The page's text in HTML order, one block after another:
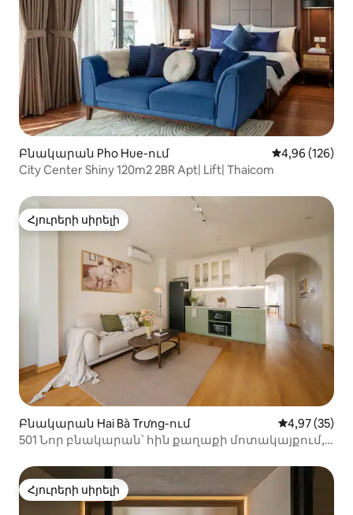
Բնակարան Pho Hue-ում Միջին
4,96 (126)
City Center Shiny 120m2 2BR Apt| Lift| Thaicom
Հյուրերի սիրելի
Հյուրերի սիրելի
Բնակարան Hai Bà Trưng-ում Միջին
4,97 (35)
501 Նոր բնակարան՝ հին քաղաքի մոտակայքում,
Հյուրերի սիրելի
Հյուրերի սիրելի